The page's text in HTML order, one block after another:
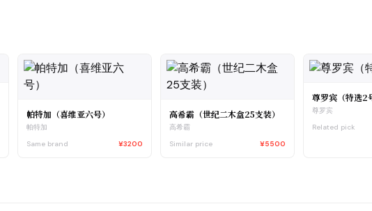
帕特加（喜维亚六号）
帕特加
Same brand
¥3200
高希霸（世纪二木盒25支装）
高希霸
Similar price
¥5500
尊罗宾（特选2
尊罗宾
Related pick